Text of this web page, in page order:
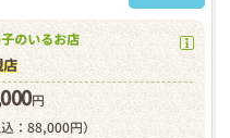
のいるお店
店
円
込：88,000円）